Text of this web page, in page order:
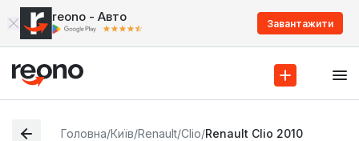
reono - Авто Завантажити
Головна/Київ/Renault/Clio/Renault Clio 2010